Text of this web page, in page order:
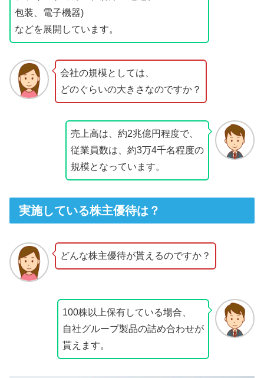
包装、電子機器)
などを展開しています。
会社の規模としては、
どのぐらいの大きさなのですか？
売上高は、約2兆億円程度で、
従業員数は、約3万4千名程度の
規模となっています。
実施している株主優待は？
どんな株主優待が貰えるのですか？
100株以上保有している場合、
自社グループ製品の詰め合わせが
貰えます。